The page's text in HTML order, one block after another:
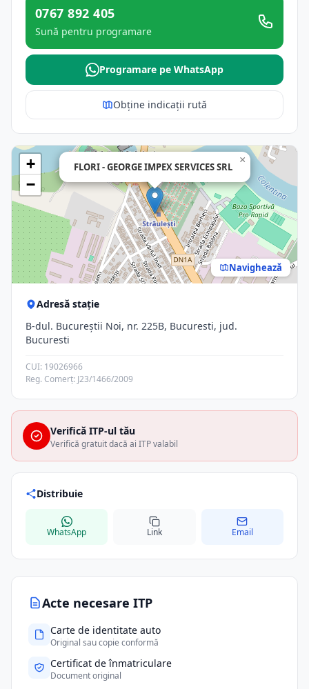
Acte necesare ITP
Carte de identitate auto
Original sau copie conformă
Certificat de înmatriculare
Document original
0767 892 405
Sună pentru programare
Programare pe WhatsApp
Obține indicații rută
FLORI - GEORGE IMPEX SERVICES SRL
×
+
−
Navighează
Adresă stație
B-dul. Bucureştii Noi, nr. 225B, Bucuresti, jud.
Bucuresti
CUI: 19026966
Reg. Comerț: J23/1466/2009
Verifică ITP-ul tău
Verifică gratuit dacă ai ITP valabil
Distribuie
WhatsApp Link Email